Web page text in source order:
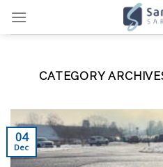
CATEGORY
04
Dec